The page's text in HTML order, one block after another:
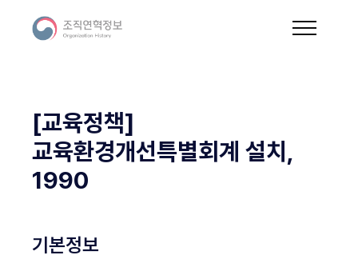
[교육정책]
교육환경개선특별회계 설치,
1990
기본정보